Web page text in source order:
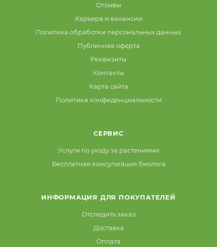
Отзывы
Карьера и вакансии
Политика обработки персональных данных
Публичная оферта
Реквизиты
Контакты
Карта сайта
Политика конфиденциальности
СЕРВИС
Услуги по уходу за растениями
Бесплатная консультация биолога
ИНФОРМАЦИЯ ДЛЯ ПОКУПАТЕЛЕЙ
Отследить заказ
Доставка
Оплата